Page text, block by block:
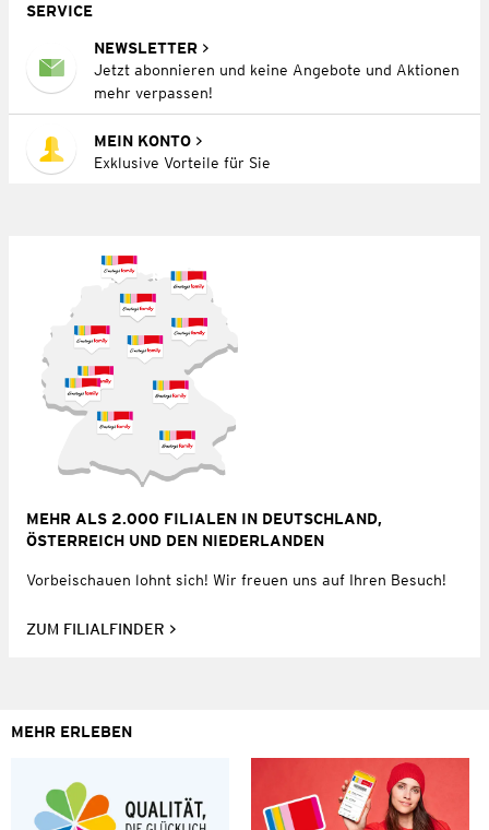
SERVICE
NEWSLETTER
Jetzt abonnieren und keine Angebote und Aktionen
mehr verpassen!
MEIN KONTO
Exklusive Vorteile für Sie
MEHR ALS 2.000 FILIALEN IN DEUTSCHLAND,
ÖSTERREICH UND DEN NIEDERLANDEN
Vorbeischauen lohnt sich! Wir freuen uns auf Ihren Besuch!
ZUM FILIALFINDER
MEHR ERLEBEN